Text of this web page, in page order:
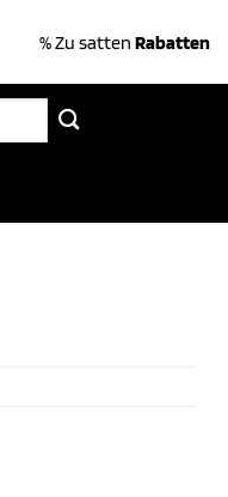
% Zu satten Rabatten